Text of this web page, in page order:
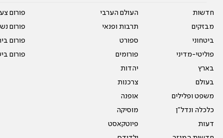
חדשות
מבזקים
ביטחוני
פוליטי-מדיני
בארץ
בעולם
משפט ופלילים
כלכלה ונדל"ן
דעות
העולם הערבי
תרבות ופנאי
ספורט
פורומים
יהדות
צרכנות
אופנה
מוסיקה
פיוטקאסט
פורום
פורום
פורום
פורום